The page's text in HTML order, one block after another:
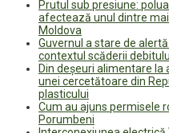
Prutul sub presiune:
afectează unul dintre
Moldova
Guvernul a stare de
contextul scăderii
Din deșeuri alimentare
unei cercetătoare din
plasticului
Cum au ajuns permisele
Porumbeni